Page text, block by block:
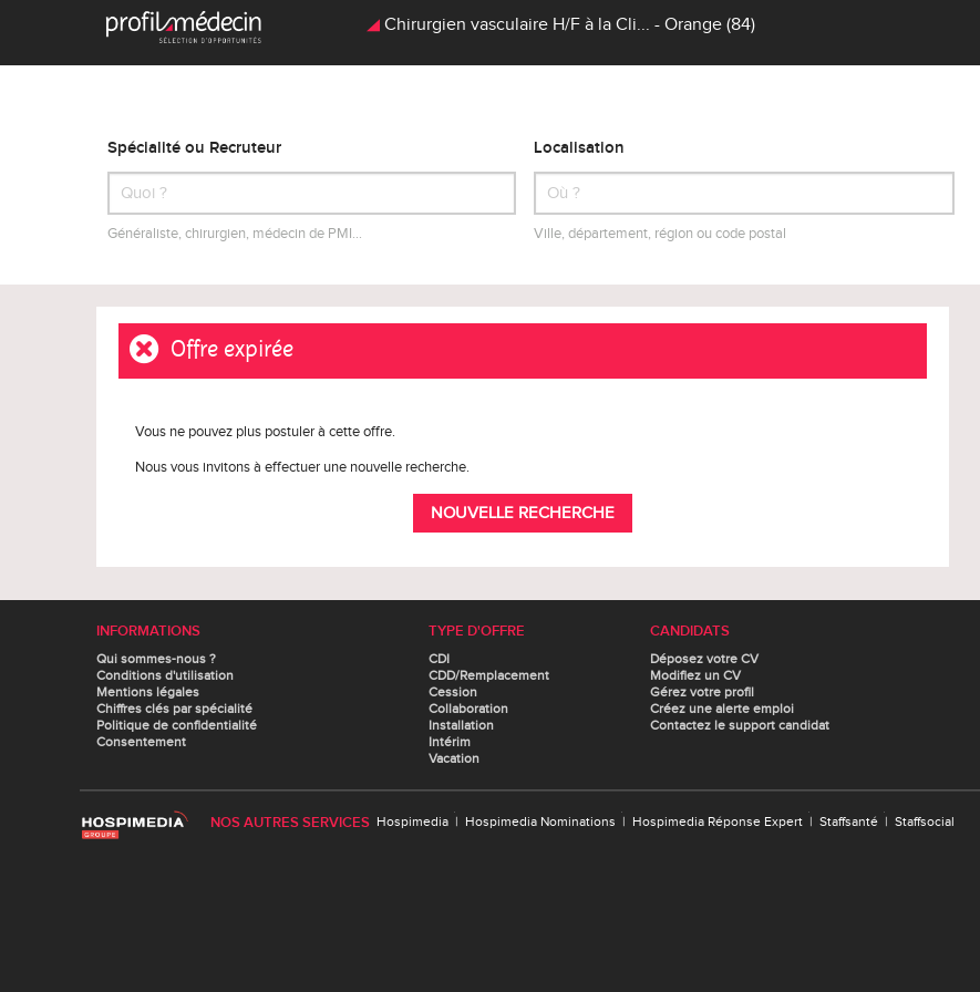
Chirurgien vasculaire H/F à la Cli... - Orange (84)
Spécialité ou Recruteur
Généraliste, chirurgien, médecin de PMI…
Localisation
Ville, département, région ou code postal
Offre expirée
Vous ne pouvez plus postuler à cette offre.
Nous vous invitons à effectuer une nouvelle recherche.
NOUVELLE RECHERCHE
INFORMATIONS
Qui sommes-nous ?
Conditions d'utilisation
Mentions légales
Chiffres clés par spécialité
Politique de confidentialité
Consentement
TYPE D'OFFRE
CDI
CDD/Remplacement
Cession
Collaboration
Installation
Intérim
Vacation
CANDIDATS
Déposez votre CV
Modifiez un CV
Gérez votre profil
Créez une alerte emploi
Contactez le support candidat
NOS AUTRES SERVICES Hospimedia | Hospimedia Nominations | Hospimedia Réponse Expert | Staffsanté | Staffsocial